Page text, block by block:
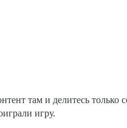
там и делитесь
игру.